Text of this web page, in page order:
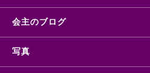
会主のブログ
写真